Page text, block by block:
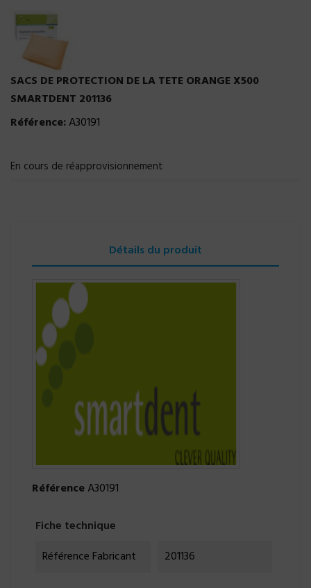
SACS DE PROTECTION DE LA TETE ORANGE X500
SMARTDENT 201136
Référence:A30191
En cours de réapprovisionnement
Détails du produit
RéférenceA30191
Fiche technique
Référence Fabricant
201136